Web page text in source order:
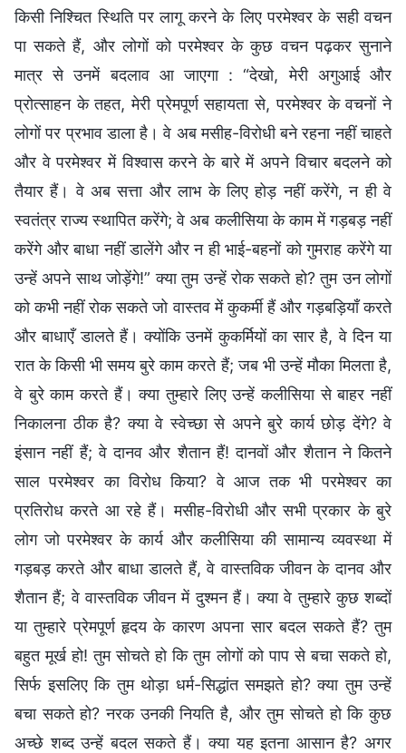
किसी निश्चित स्थिति पर लागू करने के लिए परमेश्वर के सही वचन
पा सकते हैं, और लोगों को परमेश्वर के कुछ वचन पढ़कर सुनाने
मात्र से उनमें बदलाव आ जाएगा : “देखो, मेरी अगुआई और
प्रोत्साहन के तहत, मेरी प्रेमपूर्ण सहायता से, परमेश्वर के वचनों ने
लोगों पर प्रभाव डाला है। वे अब मसीह-विरोधी बने रहना नहीं चाहते
और वे परमेश्वर में विश्वास करने के बारे में अपने विचार बदलने को
तैयार हैं। वे अब सत्ता और लाभ के लिए होड़ नहीं करेंगे, न ही वे
स्वतंत्र राज्य स्थापित करेंगे; वे अब कलीसिया के काम में गड़बड़ नहीं
करेंगे और बाधा नहीं डालेंगे और न ही भाई-बहनों को गुमराह करेंगे या
उन्हें अपने साथ जोड़ेंगे!” क्या तुम उन्हें रोक सकते हो? तुम उन लोगों
को कभी नहीं रोक सकते जो वास्तव में कुकर्मी हैं और गड़बड़ियाँ करते
और बाधाएँ डालते हैं। क्योंकि उनमें कुकर्मियों का सार है, वे दिन या
रात के किसी भी समय बुरे काम करते हैं; जब भी उन्हें मौका मिलता है,
वे बुरे काम करते हैं। क्या तुम्हारे लिए उन्हें कलीसिया से बाहर नहीं
निकालना ठीक है? क्या वे स्वेच्छा से अपने बुरे कार्य छोड़ देंगे? वे
इंसान नहीं हैं; वे दानव और शैतान हैं! दानवों और शैतान ने कितने
साल परमेश्वर का विरोध किया? वे आज तक भी परमेश्वर का
प्रतिरोध करते आ रहे हैं। मसीह-विरोधी और सभी प्रकार के बुरे
लोग जो परमेश्वर के कार्य और कलीसिया की सामान्य व्यवस्था में
गड़बड़ करते और बाधा डालते हैं, वे वास्तविक जीवन के दानव और
शैतान हैं; वे वास्तविक जीवन में दुश्मन हैं। क्या वे तुम्हारे कुछ शब्दों
या तुम्हारे प्रेमपूर्ण हृदय के कारण अपना सार बदल सकते हैं? तुम
बहुत मूर्ख हो! तुम सोचते हो कि तुम लोगों को पाप से बचा सकते हो,
सिर्फ इसलिए कि तुम थोड़ा धर्म-सिद्धांत समझते हो? क्या तुम उन्हें
बचा सकते हो? नरक उनकी नियति है, और तुम सोचते हो कि कुछ
अच्छे शब्द उन्हें बदल सकते हैं। क्या यह इतना आसान है? अगर